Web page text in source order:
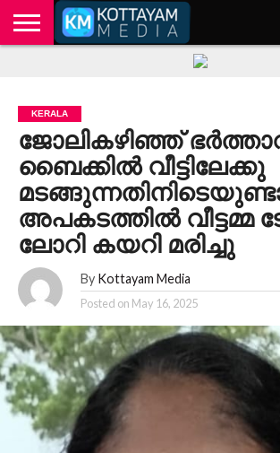
KERALA
ജോലികഴിഞ്ഞ്
ബൈക്കിൽ വീട്ടിലേക്കു
അപകടത്തിൽ വീട്ടമ്മ
ലോറി കയറി മരിച്ചു
By Kottayam Media
Posted on May 16, 2025